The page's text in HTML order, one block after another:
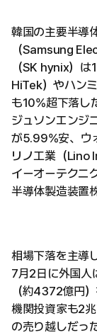
韓国の主要半導
（Samsung
（SK hynix）
HiTek）やハン
も10%超下落し
ジュソンエンジ
が5.99%安、ウ
リノ工業（Lino
イーオーテクニ
半導体製造装置
相場下落を主導
7月2日に外国人
（約4372億円
機関投資家も2
の売り越しだっ